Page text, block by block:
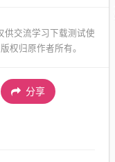
供交流学习下载测试使
权归原作者所有。
分享